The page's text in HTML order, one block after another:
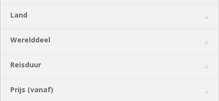
Land
Werelddeel
Reisduur
Prijs (vanaf)